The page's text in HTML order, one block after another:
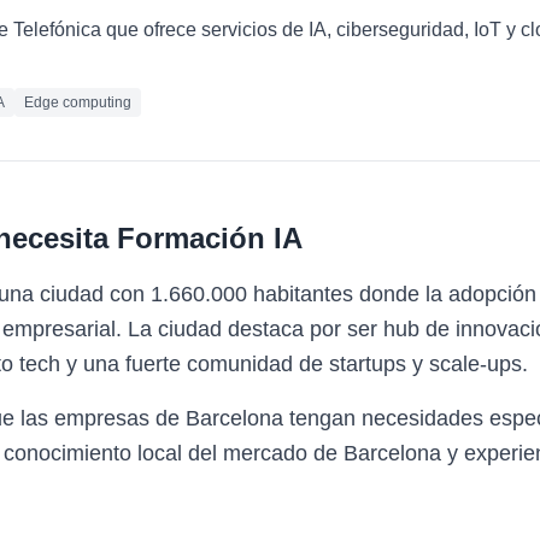
Telefónica que ofrece servicios de IA, ciberseguridad, IoT y
Edge computing
Formación IA
ciudad con 1.660.000 habitantes donde la
La ciudad destaca por ser hub de
tech y una fuerte comunidad de startups y scale-ups.
las empresas de Barcelona tengan necesidades
local del mercado de Barcelona y